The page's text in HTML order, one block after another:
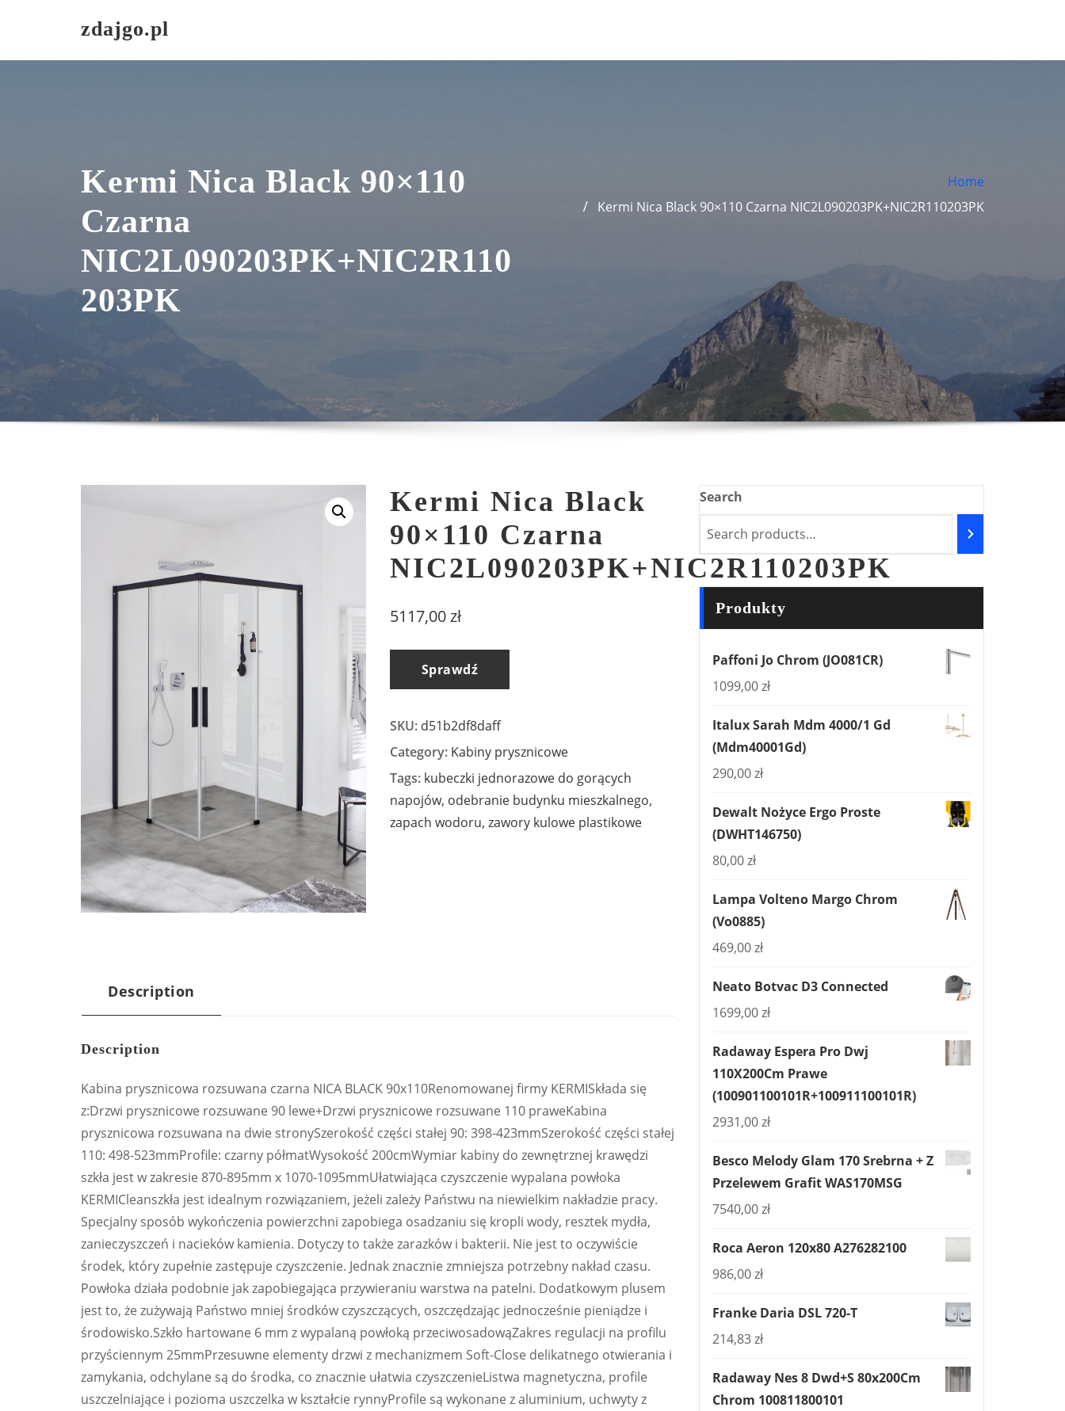
zdajgo.pl
Kermi Nica Black 90×110
Czarna
NIC2L090203PK+NIC2R110
203PK
Home
Kermi Nica Black 90×110 Czarna NIC2L090203PK+NIC2R110203PK
Kermi Nica Black
90×110 Czarna
NIC2L090203PK+NIC2R110203PK
5117,00zł
Sprawdź
SKU: d51b2df8daff
Category: Kabiny prysznicowe
Tags: kubeczki jednorazowe do gorących
napojów, odebranie budynku mieszkalnego,
zapach wodoru, zawory kulowe plastikowe
Description
Description
Kabina prysznicowa rozsuwana czarna NICA BLACK 90x110Renomowanej firmy KERMISkłada się
z:Drzwi prysznicowe rozsuwane 90 lewe+Drzwi prysznicowe rozsuwane 110 praweKabina
prysznicowa rozsuwana na dwie stronySzerokość części stałej 90: 398-423mmSzerokość części stałej
110: 498-523mmProfile: czarny półmatWysokość 200cmWymiar kabiny do zewnętrznej krawędzi
szkła jest w zakresie 870-895mm x 1070-1095mmUłatwiająca czyszczenie wypalana powłoka
KERMICleanszkła jest idealnym rozwiązaniem, jeżeli zależy Państwu na niewielkim nakładzie pracy.
Specjalny sposób wykończenia powierzchni zapobiega osadzaniu się kropli wody, resztek mydła,
zanieczyszczeń i nacieków kamienia. Dotyczy to także zarazków i bakterii. Nie jest to oczywiście
środek, który zupełnie zastępuje czyszczenie. Jednak znacznie zmniejsza potrzebny nakład czasu.
Powłoka działa podobnie jak zapobiegająca przywieraniu warstwa na patelni. Dodatkowym plusem
jest to, że zużywają Państwo mniej środków czyszczących, oszczędzając jednocześnie pieniądze i
środowisko.Szkło hartowane 6 mm z wypalaną powłoką przeciwosadowąZakres regulacji na profilu
przyściennym 25mmPrzesuwne elementy drzwi z mechanizmem Soft-Close delikatnego otwierania i
zamykania, odchylane są do środka, co znacznie ułatwia czyszczenieListwa magnetyczna, profile
uszczelniające i pozioma uszczelka w kształcie rynnyProfile są wykonane z aluminium, uchwyty z
Search
Produkty
Paffoni Jo Chrom (JO081CR)
1099,00zł
Italux Sarah Mdm 4000/1 Gd
(Mdm40001Gd)
290,00zł
Dewalt Nożyce Ergo Proste
(DWHT146750)
80,00zł
Lampa Volteno Margo Chrom
(Vo0885)
469,00zł
Neato Botvac D3 Connected
1699,00zł
Radaway Espera Pro Dwj
110X200Cm Prawe
(100901100101R+100911100101R)
2931,00zł
Besco Melody Glam 170 Srebrna + Z
Przelewem Grafit WAS170MSG
7540,00zł
Roca Aeron 120x80 A276282100
986,00zł
Franke Daria DSL 720-T
214,83zł
Radaway Nes 8 Dwd+S 80x200Cm
Chrom 100811800101